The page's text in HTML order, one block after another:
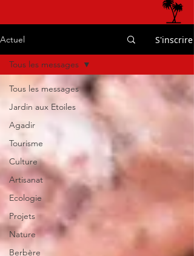
Actuel S'inscrire
Tous les messages
Jardin aux Etoiles
Agadir
Tourisme
Culture
Artisanat
Ecologie
Projets
Nature
Berbère
Tous les messages